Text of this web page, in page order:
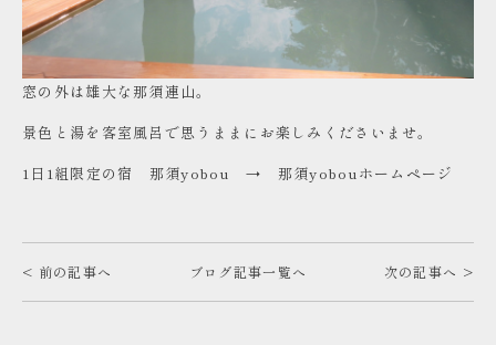
窓の外は雄大な那須連山。
景色と湯を客室風呂で思うままにお楽しみくださいませ。
1日1組限定の宿 那須yobou → 那須yobouホームページ
< 前の記事へ ブログ記事一覧へ 次の記事へ >